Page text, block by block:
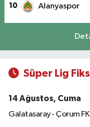
10 Alanyaspor
Süper Lig
14 Ağustos, Cuma
Galatasaray - Çorum FK